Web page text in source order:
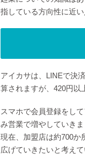
指している方向性に近
アイカサは、LINEで決
算されますが、420円以
スマホで会員登録をし
み営業で増やしていきま
現在、加盟店は約700か
広げていきたいと考えて